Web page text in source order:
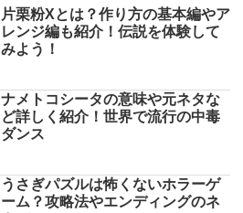
片栗粉Xとは？作り方の基本編やア
レンジ編も紹介！伝説を体験して
みよう！
ナメトコシータの意味や元ネタな
ど詳しく紹介！世界で流行の中毒
ダンス
うさぎパズルは怖くないホラーゲ
ーム？攻略法やエンディングのネ